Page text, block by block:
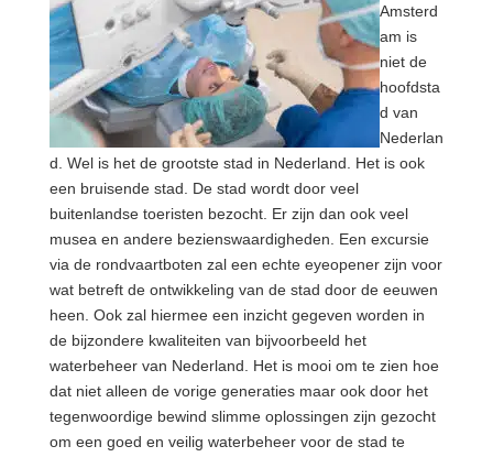
Amsterd
am is
niet de
hoofdsta
d van
Nederlan
d. Wel is het de grootste stad in Nederland. Het is ook
een bruisende stad. De stad wordt door veel
buitenlandse toeristen bezocht. Er zijn dan ook veel
musea en andere bezienswaardigheden. Een excursie
via de rondvaartboten zal een echte eyeopener zijn voor
wat betreft de ontwikkeling van de stad door de eeuwen
heen. Ook zal hiermee een inzicht gegeven worden in
de bijzondere kwaliteiten van bijvoorbeeld het
waterbeheer van Nederland. Het is mooi om te zien hoe
dat niet alleen de vorige generaties maar ook door het
tegenwoordige bewind slimme oplossingen zijn gezocht
om een goed en veilig waterbeheer voor de stad te